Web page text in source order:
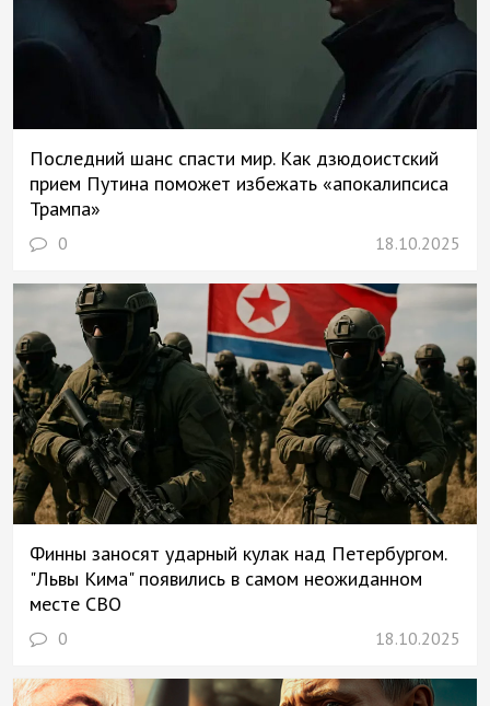
Последний шанс спасти мир. Как дзюдоистский
прием Путина поможет избежать «апокалипсиса
Трампа»
0 18.10.2025
Финны заносят ударный кулак над Петербургом.
"Львы Кима" появились в самом неожиданном
месте СВО
0 18.10.2025